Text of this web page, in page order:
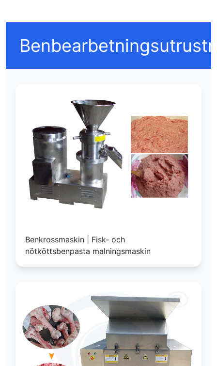
Benkrossmaskin | Fisk- och
nötköttsbenpasta malningsmaskin